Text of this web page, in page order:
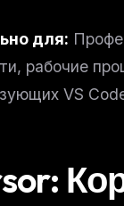
для:
рабочие
VS